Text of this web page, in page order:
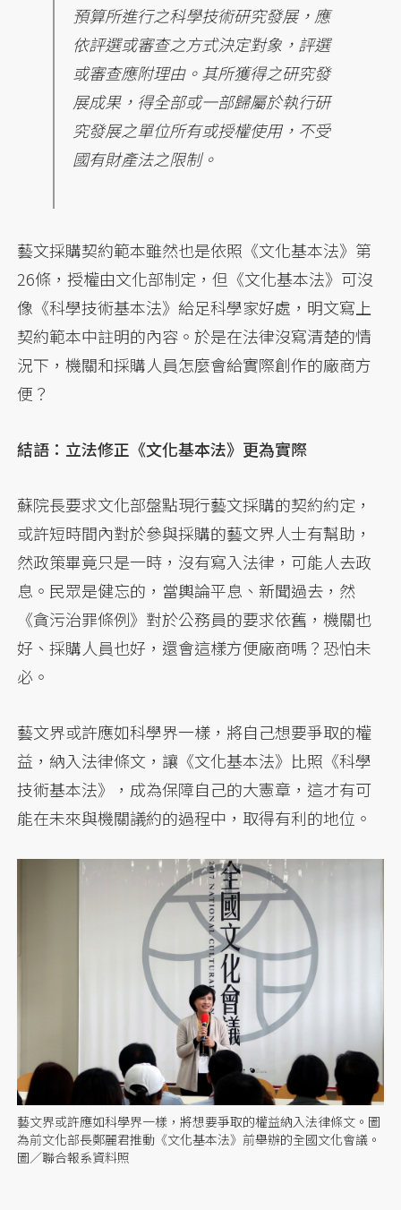
預算所進行之科學技術研究發展，應
依評選或審查之方式決定對象，評選
或審查應附理由。其所獲得之研究發
展成果，得全部或一部歸屬於執行研
究發展之單位所有或授權使用，不受
國有財產法之限制。
藝文採購契約範本雖然也是依照《文化基本法》第
26條，授權由文化部制定，但《文化基本法》可沒
像《科學技術基本法》給足科學家好處，明文寫上
契約範本中註明的內容。於是在法律沒寫清楚的情
況下，機關和採購人員怎麼會給實際創作的廠商方
便？
結語：立法修正《文化基本法》更為實際
蘇院長要求文化部盤點現行藝文採購的契約約定，
或許短時間內對於參與採購的藝文界人士有幫助，
然政策畢竟只是一時，沒有寫入法律，可能人去政
息。民眾是健忘的，當輿論平息、新聞過去，然
《貪污治罪條例》對於公務員的要求依舊，機關也
好、採購人員也好，還會這樣方便廠商嗎？恐怕未
必。
藝文界或許應如科學界一樣，將自己想要爭取的權
益，納入法律條文，讓《文化基本法》比照《科學
技術基本法》，成為保障自己的大憲章，這才有可
能在未來與機關議約的過程中，取得有利的地位。
藝文界或許應如科學界一樣，將想要爭取的權益納入法律條文。圖
為前文化部長鄭麗君推動《文化基本法》前舉辦的全國文化會議。
圖／聯合報系資料照